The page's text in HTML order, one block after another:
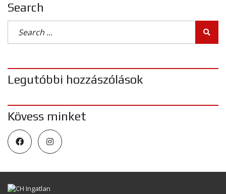
Search
Legutóbbi hozzászólások
Kövess minket